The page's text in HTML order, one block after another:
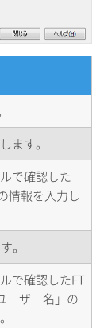
ます。
で確認した
情報を入力し
。
で確認したFT
ーザー名」の